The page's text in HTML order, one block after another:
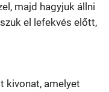
majd hagyjuk állni
el lefekvés előtt,
kivonat, amelyet